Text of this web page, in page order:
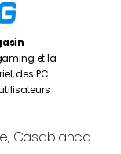
et la
des PC
Casablanca